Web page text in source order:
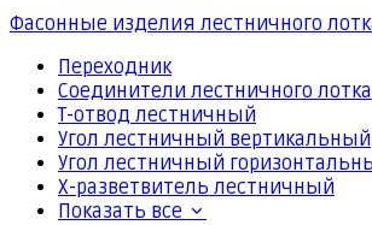
Фасонные изделия лестничного
Переходник
Соединители лестничного лотка
Т-отвод лестничный
Угол лестничный вертикальный
Угол лестничный
Х-разветвитель лестничный
Показать все